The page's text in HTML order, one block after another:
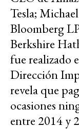
Tesla;
Bloomberg
Berkshire
fue realizado
Dirección
revela que
ocasiones
entre 2014 y